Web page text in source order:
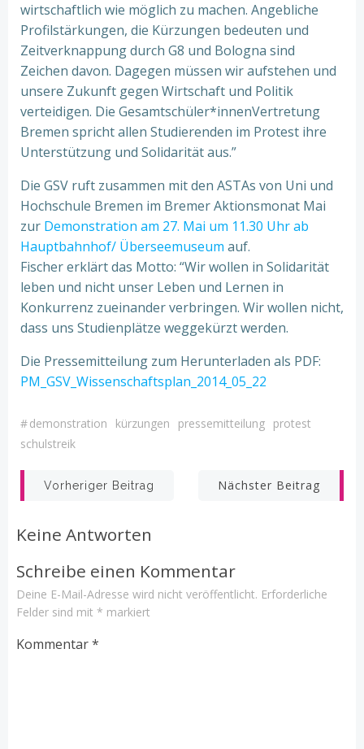
wirtschaftlich wie möglich zu machen. Angebliche
Profilstärkungen, die Kürzungen bedeuten und
Zeitverknappung durch G8 und Bologna sind
Zeichen davon. Dagegen müssen wir aufstehen und
unsere Zukunft gegen Wirtschaft und Politik
verteidigen. Die Gesamtschüler*innenVertretung
Bremen spricht allen Studierenden im Protest ihre
Unterstützung und Solidarität aus.”
Die GSV ruft zusammen mit den ASTAs von Uni und
Hochschule Bremen im Bremer Aktionsmonat Mai
zur Demonstration am 27. Mai um 11.30 Uhr ab
Hauptbahnhof/ Überseemuseum auf.
Fischer erklärt das Motto: “Wir wollen in Solidarität
leben und nicht unser Leben und Lernen in
Konkurrenz zueinander verbringen. Wir wollen nicht,
dass uns Studienplätze weggekürzt werden.
Die Pressemitteilung zum Herunterladen als PDF:
PM_GSV_Wissenschaftsplan_2014_05_22
#demonstration kürzungen pressemitteilung protest
schulstreik
Beitrags-
Navigation
Vorheriger Beitrag
Beitrags-
Nächster Beitrag
Keine Antworten
Schreibe einen Kommentar
Deine E-Mail-Adresse wird nicht veröffentlicht. Erforderliche
Felder sind mit * markiert
Kommentar*